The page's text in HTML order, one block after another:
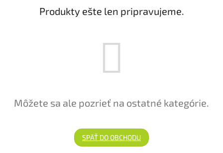
Produkty ešte len pripravujeme.
Môžete sa ale pozrieť na ostatné kategórie.
SPÄŤ DO OBCHODU